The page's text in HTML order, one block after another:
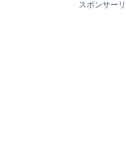
スポンサー